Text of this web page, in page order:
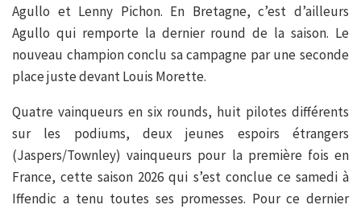
Agullo et Lenny Pichon. En Bretagne, c’est d’ailleurs
Agullo qui remporte la dernier round de la saison. Le
nouveau champion conclu sa campagne par une seconde
place juste devant Louis Morette.
Quatre vainqueurs en six rounds, huit pilotes différents
sur les podiums, deux jeunes espoirs étrangers
(Jaspers/Townley) vainqueurs pour la première fois en
France, cette saison 2026 qui s’est conclue ce samedi à
Iffendic a tenu toutes ses promesses. Pour ce dernier